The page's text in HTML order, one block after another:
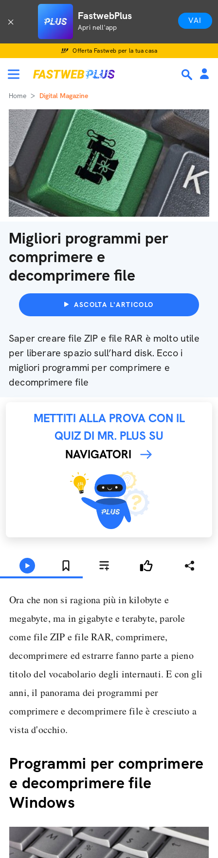
FastwebPlus
Apri nell'app
VAI
Offerta Fastweb per la tua casa
Home Digital Magazine
Migliori programmi per
comprimere e
decomprimere file
ASCOLTA L'ARTICOLO
Saper creare file ZIP e file RAR è molto utile
per liberare spazio sull’hard disk. Ecco i
migliori programmi per comprimere e
decomprimere file
METTITI ALLA PROVA CON IL
QUIZ DI MR. PLUS SU
NAVIGATORI
Ora che non si ragiona più in kilobyte e
megabyte, ma in gigabyte e terabyte, parole
come file ZIP e file RAR, comprimere,
decomprimere ed estrarre fanno parte a pieno
titolo del vocabolario degli internauti. E con gli
anni, il panorama dei programmi per
comprimere e decomprimere file è cresciuto a
vista d'occhio.
Programmi per comprimere
e decomprimere file
Windows